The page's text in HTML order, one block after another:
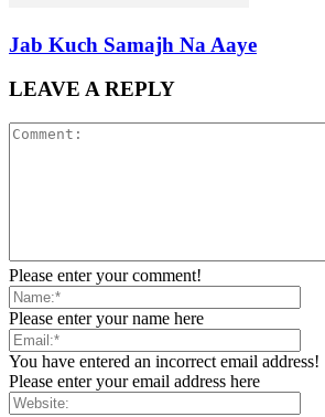
Jab Kuch Samajh Na Aaye
LEAVE A REPLY
Please enter your comment!
Please enter your name here
You have entered an incorrect email address!
Please enter your email address here